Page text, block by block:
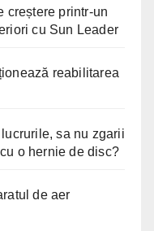
creștere printr-un
cu Sun Leader
reabilitarea
sa nu zgarii
o hernie de disc?
de aer